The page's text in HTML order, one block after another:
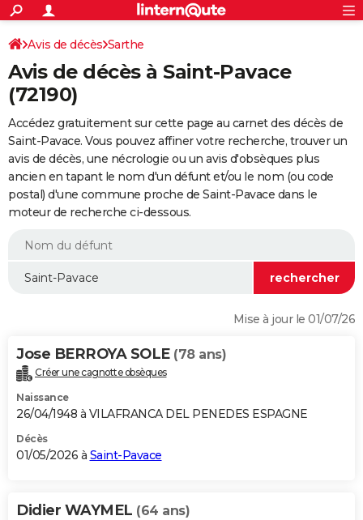
ACTUALITÉS
Politique
Société
Faits Divers
Education
Monde
Villes
+
SPORT
Coupe du monde 2026
Football
Tennis
Cyclisme
Rugby
Forum
FINANCE
Retraite
Impôts
Epargne
Immobilier
Risques naturels par ville
Banque
Assurance
Crédit
Essais
Réserver un essai
Citadines
Berlines
SUV
Forum auto
+
HIGH-TECH
Mobiles
Meilleur smartphone
Internet
Ordinateurs
Jeux vidéo
Guide high-tech
+BRICOLAGE
Forum
Aménagement intérieur
Extérieur
Cuisine
Salle de bains
Jardinage
Rangement
WEEK-END
Guides de France
Escapades
Patrimoine
Expositions
Musées
Week-end nature
LIFESTYLE
Alimentation
Guide de la santé
Maladies
Médicaments
Sommeil
VOYAGE
Destinations
City break
Voyage nature
Voyage de noces
Forum
Climat
+PHOTO
GUIDES D'ACHAT
BONS PLANS
Carte de Noël
Carte Bonne année
Carte Saint-Valentin
Carte Pâques
Carte d'anniversaire
DICTIONNAIRE
Avis de décès Sarthe
Avis de décès à Saint-Pavace
(72190)
Accédez gratuitement sur cette page au carnet des décès de
Saint-Pavace. Vous pouvez affiner votre recherche, trouver un
avis de décès, une nécrologie ou un avis d'obsèques plus
ancien en tapant le nom d'un défunt et/ou le nom (ou code
postal) d'une commune proche de Saint-Pavace dans le
moteur de recherche ci-dessous.
Mise à jour le 01/07/26
Jose BERROYA SOLE (78 ans)
Créer une cagnotte obsèques
Naissance
26/04/1948 à VILAFRANCA DEL PENEDES ESPAGNE
Décès
01/05/2026 à Saint-Pavace
Didier WAYMEL (64 ans)